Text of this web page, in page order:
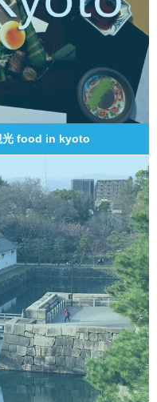
光 food in kyoto